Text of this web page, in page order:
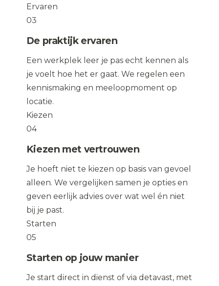
Ervaren
03
De praktijk ervaren
Een werkplek leer je pas echt kennen als
je voelt hoe het er gaat. We regelen een
kennismaking en meeloopmoment op
locatie.
Kiezen
04
Kiezen met vertrouwen
Je hoeft niet te kiezen op basis van gevoel
alleen. We vergelijken samen je opties en
geven eerlijk advies over wat wel én niet
bij je past.
Starten
05
Starten op jouw manier
Je start direct in dienst of via detavast, met